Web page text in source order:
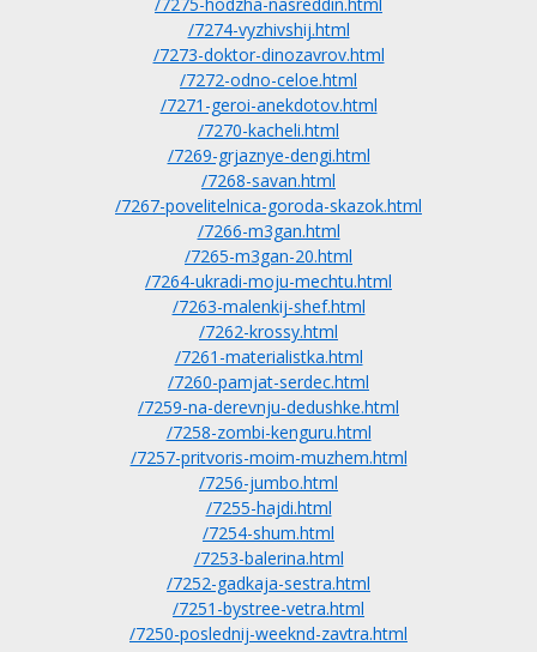
/7274-vyzhivshij.html
/7273-doktor-dinozavrov.html
/7272-odno-celoe.html
/7271-geroi-anekdotov.html
/7270-kacheli.html
/7269-grjaznye-dengi.html
/7268-savan.html
/7267-povelitelnica-goroda-skazok.html
/7266-m3gan.html
/7265-m3gan-20.html
/7264-ukradi-moju-mechtu.html
/7263-malenkij-shef.html
/7262-krossy.html
/7261-materialistka.html
/7260-pamjat-serdec.html
/7259-na-derevnju-dedushke.html
/7258-zombi-kenguru.html
/7257-pritvoris-moim-muzhem.html
/7256-jumbo.html
/7255-hajdi.html
/7254-shum.html
/7253-balerina.html
/7252-gadkaja-sestra.html
/7251-bystree-vetra.html
/7250-poslednij-weeknd-zavtra.html